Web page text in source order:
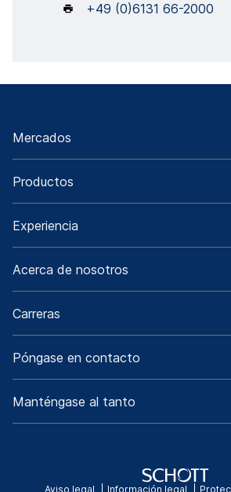
+49 (0)6131 66-2000
Mercados
Productos
Experiencia
Acerca de nosotros
Carreras
Póngase en contacto
Manténgase al tanto
Aviso legal Información legal